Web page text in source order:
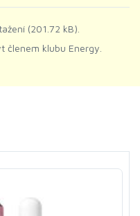
(201.72 kB).
členem klubu Energy.